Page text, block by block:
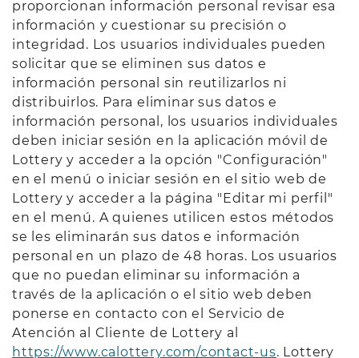
proporcionan información personal revisar esa
información y cuestionar su precisión o
integridad. Los usuarios individuales pueden
solicitar que se eliminen sus datos e
información personal sin reutilizarlos ni
distribuirlos. Para eliminar sus datos e
información personal, los usuarios individuales
deben iniciar sesión en la aplicación móvil de
Lottery y acceder a la opción "Configuración"
en el menú o iniciar sesión en el sitio web de
Lottery y acceder a la página "Editar mi perfil"
en el menú. A quienes utilicen estos métodos
se les eliminarán sus datos e información
personal en un plazo de 48 horas. Los usuarios
que no puedan eliminar su información a
través de la aplicación o el sitio web deben
ponerse en contacto con el Servicio de
Atención al Cliente de Lottery al
https://www.calottery.com/contact-us. Lottery